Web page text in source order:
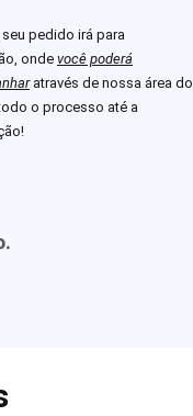
seu pedido irá para
onde você poderá
através de nossa área do
o processo até a